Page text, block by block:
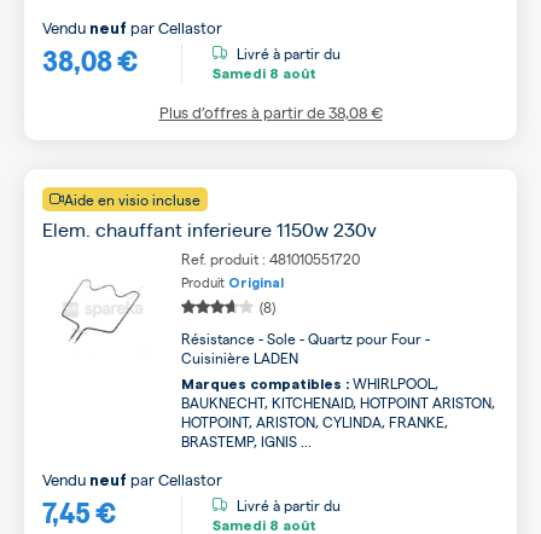
38,08 €
Vendu neuf parCellastor
Livré à partir du
Samedi 8 août
Plus d’offres à partir de38,08 €
Aide en visio incluse
Elem. chauffant inferieure 1150w 230v
Ref. produit : 481010551720
Produit Original
(8)
Résistance - Sole - Quartz pour Four -
Cuisinière LADEN
Marques compatibles : WHIRLPOOL,
BAUKNECHT, KITCHENAID, HOTPOINT ARISTON,
HOTPOINT, ARISTON, CYLINDA, FRANKE,
BRASTEMP, IGNIS ...
7,45 €
Vendu neuf parCellastor
Livré à partir du
Samedi 8 août